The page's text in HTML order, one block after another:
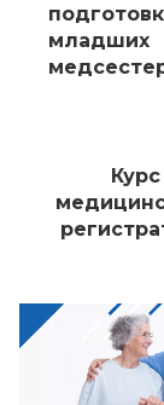
младших
Курс